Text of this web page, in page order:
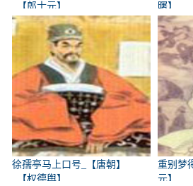
_【郎士元】
曙】
徐孺亭马上口号_【唐朝】
_【权德舆】
重别梦
元】